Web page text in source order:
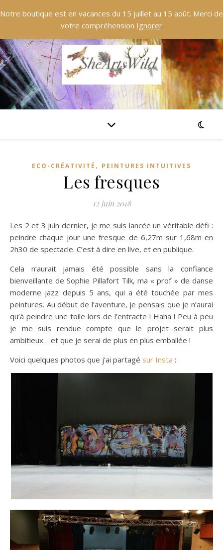
Notre boutique est en vacances du 15 juillet au 15 août. Merci de
votre compréhension Ignorer
ECO-CRÉATIVITÉ , PEINTURES INTUITIVES
Les fresques
12 juin 2018
Les 2 et 3 juin dernier, je me suis lancée un véritable défi :
peindre chaque jour une fresque de 6,27m sur 1,68m en
2h30 de spectacle. C’est à dire en live, et en publique.
Cela n’aurait jamais été possible sans la confiance
bienveillante de Sophie Pillafort Tilk, ma « prof » de danse
moderne jazz depuis 5 ans, qui a été touchée par mes
peintures. Au début de l’aventure, je pensais que je n’aurai
qu’à peindre une toile lors de l’entracte ! Haha ! Peu à peu
je me suis rendue compte que le projet serait plus
ambitieux… et que je serai de plus en plus emballée !
Voici quelques photos que j’ai partagé sur Insta :